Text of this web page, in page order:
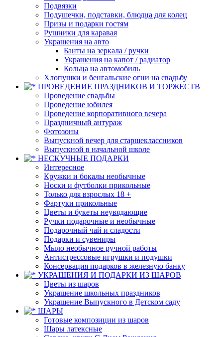
Подвязки
Подушечки, подставки, блюдца для колец
Призы и подарки гостям
Рушники для каравая
Украшения на авто
Банты на зеркала / ручки
Украшения на капот / радиатор
Кольца на автомобиль
Хлопушки и бенгальские огни на свадьбу
ПРОВЕДЕНИЕ ПРАЗДНИКОВ И ТОРЖЕСТВ
Проведение свадьбы
Проведение юбилея
Проведение корпоративного вечера
Праздничный антураж
Фотозоны
Выпускной вечер для старшеклассников
Выпускной в начальной школе
НЕСКУЧНЫЕ ПОДАРКИ
Интересное
Кружки и бокалы необычные
Носки и футболки прикольные
Только для взрослых 18 +
Фартуки прикольные
Цветы и букеты неувядающие
Ручки подарочные и необычные
Подарочный чай и сладости
Подарки и сувениры
Мыло необычное ручной работы
Антистрессовые игрушки и подушки
Консервация подарков в железную банку
УКРАШЕНИЯ И ПОДАРКИ ИЗ ШАРОВ
Цветы из шаров
Украшение школьных праздников
Украшение Выпускного в Детском саду
ШАРЫ
Готовые композиции из шаров
Шары латексные